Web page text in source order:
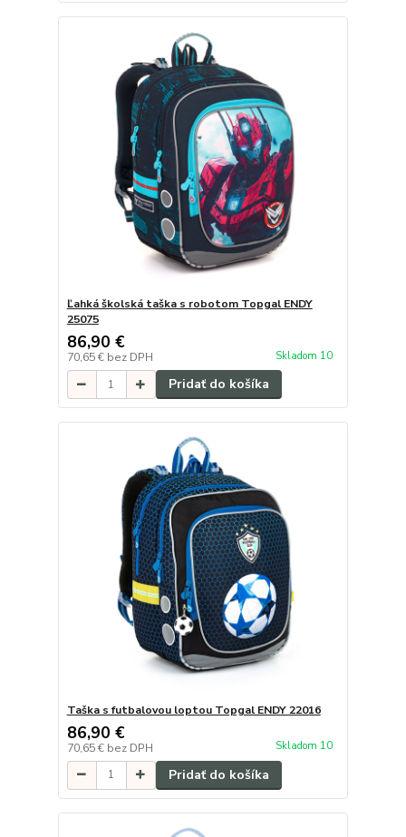
Ľahká školská taška s robotom Topgal ENDY
25075
86,90 €
70,65 € bez DPH Skladom 10
Pridať do košíka
Taška s futbalovou loptou Topgal ENDY 22016
86,90 €
70,65 € bez DPH Skladom 10
Pridať do košíka